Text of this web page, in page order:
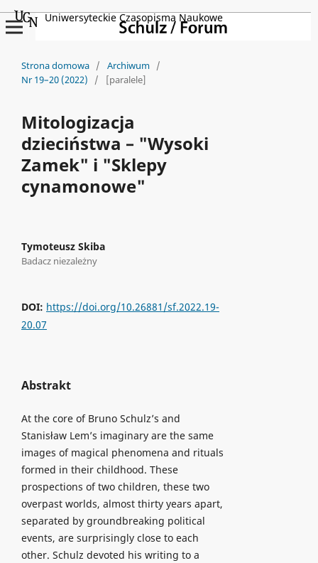
Uniwersyteckie Czasopisma Naukowe
Strona domowa / Archiwum /
Nr 19–20 (2022)
/ [paralele]
Mitologizacja
dzieciństwa – "Wysoki
Zamek" i "Sklepy
cynamonowe"
Tymoteusz Skiba
Badacz niezależny
DOI: https://doi.org/10.26881/sf.2022.19-
20.07
Abstrakt
At the core of Bruno Schulz’s and
Stanisław Lem’s imaginary are the same
images of magical phenomena and rituals
formed in their childhood. These
prospections of two children, these two
overpast worlds, almost thirty years apart,
separated by groundbreaking political
events, are surprisingly close to each
other. Schulz devoted his writing to a